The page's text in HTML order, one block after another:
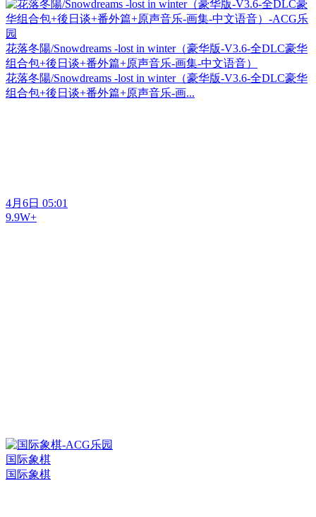
花落冬陽/Snowdreams -lost in winter（豪华版-V3.6-全DLC豪华
组合包+後日谈+番外篇+原声音乐-画集-中文语音）
花落冬陽/Snowdreams -lost in winter（豪华版-V3.6-全DLC豪华
组合包+後日谈+番外篇+原声音乐-画...
4月6日 05:01
9.9W+
‎国际象棋
‎国际象棋